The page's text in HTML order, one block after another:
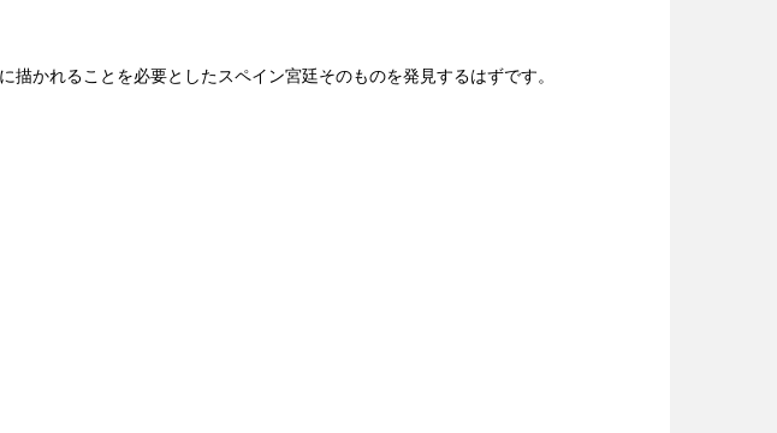
かれることを必要としたスペイン宮廷そのものを発見するはずです。